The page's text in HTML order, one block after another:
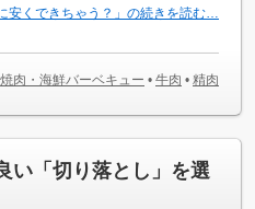
安くできちゃう？」の続きを読む…
焼肉・海鮮バーベキュー • 牛肉 • 精肉
い「切り落とし」を選